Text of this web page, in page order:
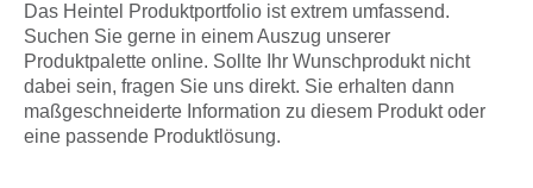
Das Heintel Produktportfolio ist extrem umfassend.
Suchen Sie gerne in einem Auszug unserer
Produktpalette online. Sollte Ihr Wunschprodukt nicht
dabei sein, fragen Sie uns direkt. Sie erhalten dann
maßgeschneiderte Information zu diesem Produkt oder
eine passende Produktlösung.